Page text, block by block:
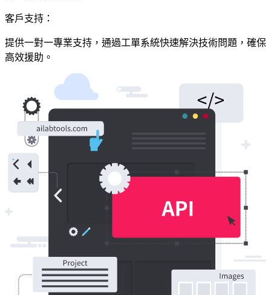
客戶支持：
提供一對一專業支持，通過工單系統快速解決技術問題，確保
高效援助。